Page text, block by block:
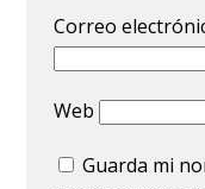
Correo
Web
Guarda mi